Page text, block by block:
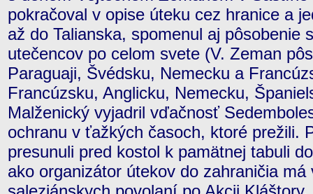
pokračoval v opise úteku cez hranice a
až do Talianska, spomenul aj pôsobenie
utečencov po celom svete (V. Zeman
Paraguaji, Švédsku, Nemecku a
Francúzsku, Anglicku, Nemecku,
Malženický vyjadril vďačnosť
ochranu v ťažkých časoch, ktoré prežili.
presunuli pred kostol k pamätnej tabuli
ako organizátor útekov do zahraničia